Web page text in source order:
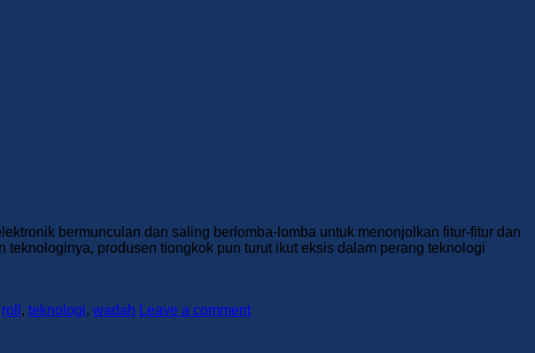
bermunculan dan saling berlomba-lomba untuk menonjolkan fitur-fitur dan
produsen tiongkok pun turut ikut eksis dalam perang teknologi
roll , teknologi, wadah Leave a comment